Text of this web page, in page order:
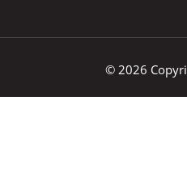
© 2026